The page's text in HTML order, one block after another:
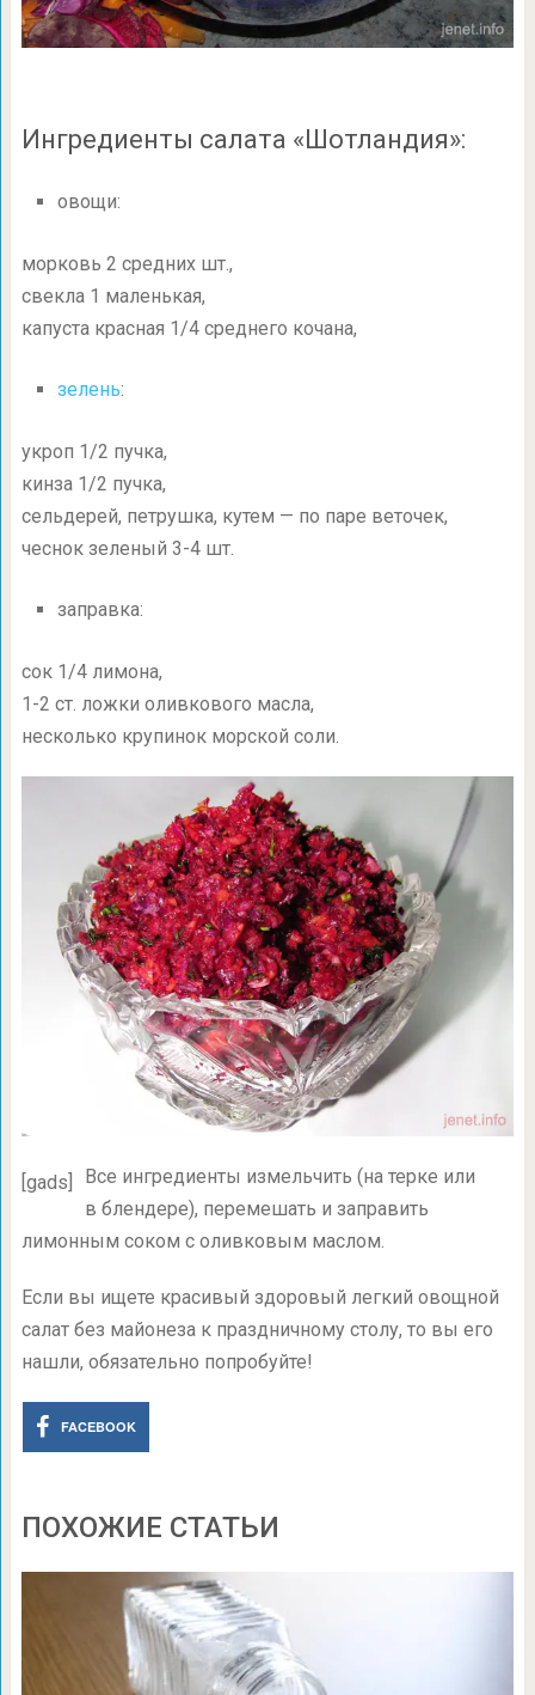
Ингредиенты салата «Шотландия»:
овощи:
морковь 2 средних шт.,
свекла 1 маленькая,
капуста красная 1/4 среднего кочана,
зелень:
укроп 1/2 пучка,
кинза 1/2 пучка,
сельдерей, петрушка, кутем — по паре веточек,
чеснок зеленый 3-4 шт.
заправка:
сок 1/4 лимона,
1-2 ст. ложки оливкового масла,
несколько крупинок морской соли.
[gads]
Все ингредиенты измельчить (на терке или
в блендере), перемешать и заправить
лимонным соком с оливковым маслом.
Если вы ищете красивый здоровый легкий овощной
салат без майонеза к праздничному столу, то вы его
нашли, обязательно попробуйте!
FACEBOOK
ПОХОЖИЕ СТАТЬИ